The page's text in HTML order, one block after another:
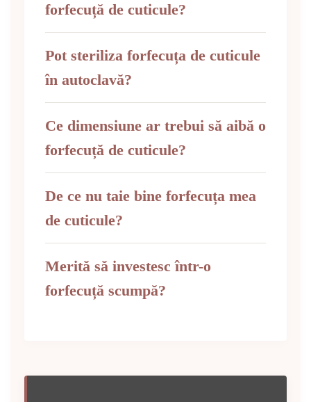
forfecuță de cuticule?
Pot steriliza forfecuța de cuticule
în autoclavă?
Ce dimensiune ar trebui să aibă o
forfecuță de cuticule?
De ce nu taie bine forfecuța mea
de cuticule?
Merită să investesc într-o
forfecuță scumpă?